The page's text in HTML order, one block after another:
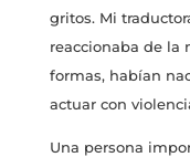
gritos. Mi
reaccionaba de la
formas, habían
actuar con
Una persona